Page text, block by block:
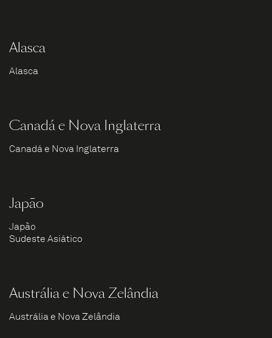
Alasca
Alasca
Canadá e Nova Inglaterra
Canadá e Nova Inglaterra
Japão
Japão
Sudeste Asiático
Austrália e Nova Zelândia
Austrália e Nova Zelândia